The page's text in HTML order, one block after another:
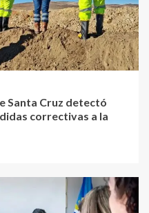
Santa Cruz detectó
correctivas a la